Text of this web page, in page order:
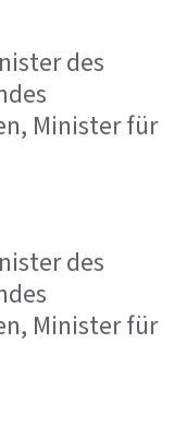
des
Minister für
des
Minister für